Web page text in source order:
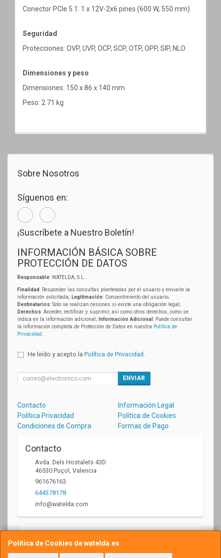
Conector PCIe 5.1: 1 x 12V-2x6 pines (600 W, 550 mm)
Seguridad
Protecciones: OVP, UVP, OCP, SCP, OTP, OPP, SIP, NLO
Dimensiones y peso
Dimensiones: 150 x 86 x 140 mm
Peso: 2.71 kg
Política de Cookies de watelda.es
Sobre Nosotros
Síguenos en:
¡Suscríbete a Nuestro Boletín!
INFORMACIÓN BÁSICA SOBRE
PROTECCIÓN DE DATOS
Responsable: WATELDA, S.L.
Finalidad: Responder las consultas planteadas por el usuario y enviarle la
información solicitada; Legitimación: Consentimiento del usuario;
Destinatarios: Solo se realizan cesiones si existe una obligación legal;
Derechos: Acceder, rectificar y suprimir, así como otros derechos, como se
indica en la información adicional;
Información Adicional : Puede consultar
la información completa de Protección de Datos en nuestra Política de
Privacidad
He leído y acepto la Política de Privacidad
ENVIAR
Contacto
Información Legal
Política Privacidad
Política de Cookies
Condiciones de Compra
Formas de Pago
Contacto
Avda. Dels Hostalets 43D
46530 Puçol Valencia
961676163
644378178
info@watelda.com